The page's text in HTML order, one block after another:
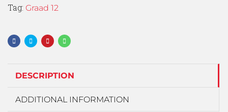
Tag: Graad 12
DESCRIPTION
ADDITIONAL INFORMATION